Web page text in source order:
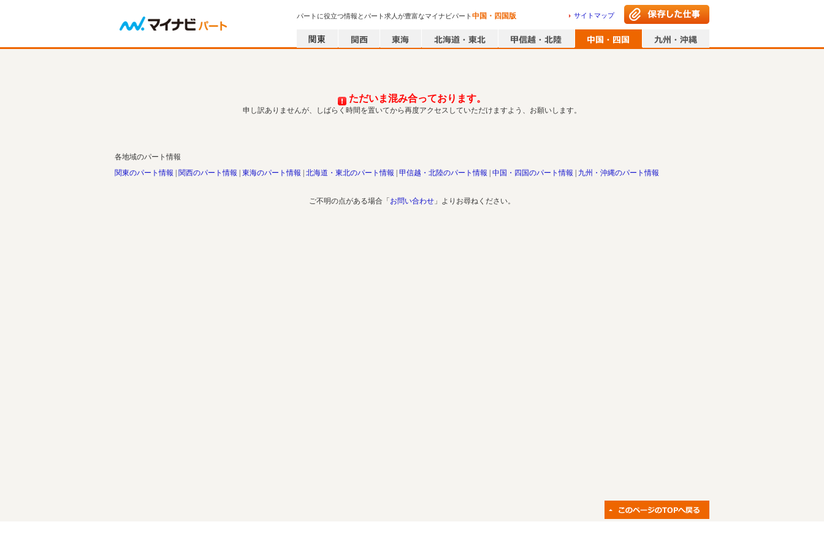
パートに役立つ情報とパート求人が豊富なマイナビパート中国・四国版 サイトマップ
ただいま混み合っております。
申し訳ありませんが、しばらく時間を置いてから再度アクセスしていただけますよう、お願いします。
各地域のパート情報
関東のパート情報
関西のパート情報 東海のパート情報 北海道・東北のパート情報 甲信越・北陸のパート情報 中国・四国のパート情報 九州・沖縄のパート情報
ご不明の点がある場合「 お問い合わせ 」よりお尋ねください。